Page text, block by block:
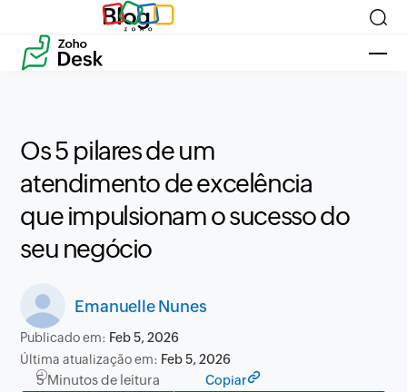
Blog
Os 5 pilares de um
atendimento de excelência
que impulsionam o sucesso do
seu negócio
Emanuelle Nunes
Publicado em: Feb 5, 2026
Última atualização em: Feb 5, 2026
5 Minutos de leitura Copiar